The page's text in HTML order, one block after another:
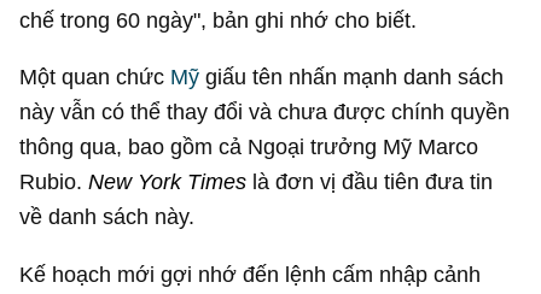
chế trong 60 ngày", bản ghi nhớ cho biết.
Một quan chức Mỹ giấu tên nhấn mạnh danh sách
này vẫn có thể thay đổi và chưa được chính quyền
thông qua, bao gồm cả Ngoại trưởng Mỹ Marco
Rubio.New York Times là đơn vị đầu tiên đưa tin
về danh sách này.
Kế hoạch mới gợi nhớ đến lệnh cấm nhập cảnh